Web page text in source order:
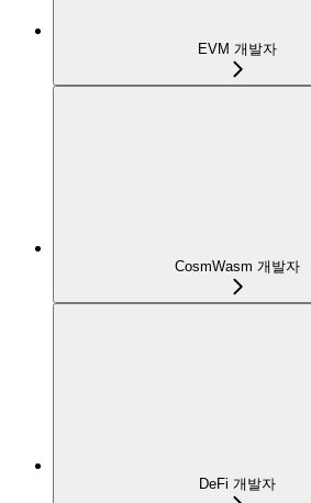
EVM 개발자
CosmWasm 개발자
DeFi 개발자